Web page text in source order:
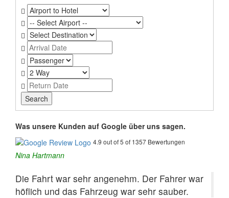
Was unsere Kunden auf Google über uns sagen.
4.9 out of 5 of 1357 Bewertungen
Nina Hartmann
Die Fahrt war sehr angenehm. Der Fahrer war
höflich und das Fahrzeug war sehr sauber.